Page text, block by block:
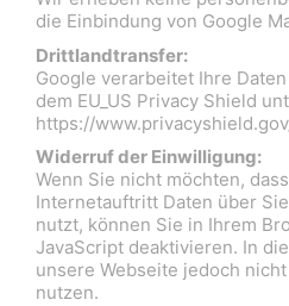
die Einbindung von Google
Drittlandtransfer:
Google verarbeitet Ihre
dem EU_US Privacy Shield
https://
Widerruf der Einwilligung:
Wenn Sie nicht möchten,
Internetauftritt Daten über
nutzt, können Sie in Ihrem
JavaScript deaktivieren. In
unsere Webseite jedoch
nutzen.